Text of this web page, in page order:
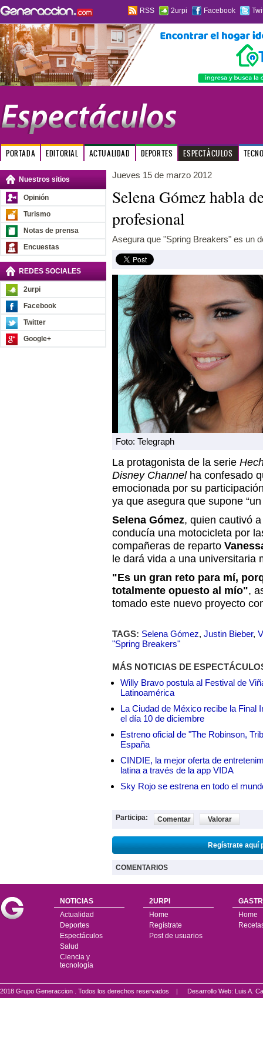
RSS 2urpi Facebook
PORTADA EDITORIAL ACTUALIDAD DEPORTES ESPECTÁCULOS
Nuestros sitios
Opinión
Turismo
Notas de prensa
Encuestas
REDES SOCIALES
2urpi
Facebook
Twitter
Google+
Jueves 15 de marzo 2012
Selena Gómez habla
profesional
Asegura que "Spring Breakers" es un
Foto: Telegraph
La protagonista de la serie
Disney Channelha confesado
emocionada por su
ya que asegura que supone
Selena Gómez, quien cautivó
conducía una motocicleta por
compañeras de reparto
le dará vida a una universitaria
"Es un gran reto para mí,
totalmente opuesto al mío",
tomado este nuevo proyecto
TAGS: Selena Gómez, Justin Bieber,
"Spring Breakers"
MÁS NOTICIAS DE
Willy Bravo postula al Festival de
Latinoamérica
La Ciudad de México recibe la Final
el día 10 de diciembre
Estreno oficial de "The Robinson,
España
CINDIE, la mejor oferta de
latina a través de la app VIDA
Sky Rojo se estrena en todo el
Participa: Comentar Valorar
Regístrate aquí
COMENTARIOS
NOTICIAS
Actualidad
Deportes
Espectáculos
Salud
Ciencia y
tecnología
2URPI
Home
Regístrate
Post de usuarios
Home
2018 Grupo Generaccion . Todos los derechos reservados | Desarrollo Web: Luis